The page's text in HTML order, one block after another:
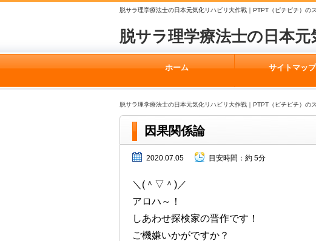
脱サラ理学療法士の日本元気化リハビリ大作戦｜PTPT（ピチピチ）の
脱サラ理学療法士の日本
ホーム サイトマップ
脱サラ理学療法士の日本元気化リハビリ大作戦｜PTPT（ピチピチ）の
因果関係論
2020.07.05 目安時間： 約 5分
＼(＾▽＾)／
アロハ～！
しあわせ探検家の晋作です！
ご機嫌いかがですか？